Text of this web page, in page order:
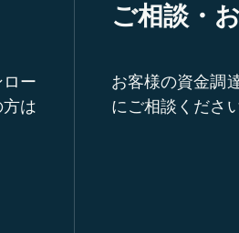
ー
は
ご相談・
お客様の資金調
にご相談ください